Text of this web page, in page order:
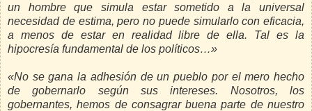
un hombre que simula estar sometido a la universal
necesidad de estima, pero no puede simularlo con eficacia,
a menos de estar en realidad libre de ella. Tal es la
hipocresía fundamental de los políticos…»
«No se gana la adhesión de un pueblo por el mero hecho
de gobernarlo según sus intereses. Nosotros, los
gobernantes, hemos de consagrar buena parte de nuestro